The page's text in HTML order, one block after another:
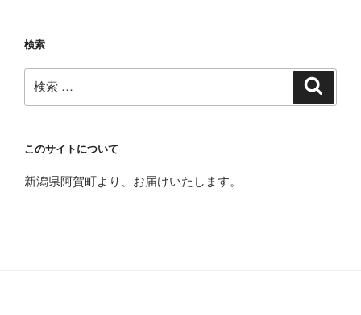
検索
検
索:
このサイトについて
新潟県阿賀町より、お届けいたします。